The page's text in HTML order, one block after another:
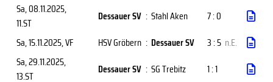
Sa, 08.11.2025,
11.ST
Dessauer SV : Stahl Aken
7 : 0
Sa, 15.11.2025, VF HSV Gröbern : Dessauer SV 3 : 5 n.E.
Sa, 29.11.2025,
13.ST
Dessauer SV : SG Trebitz
1 : 1